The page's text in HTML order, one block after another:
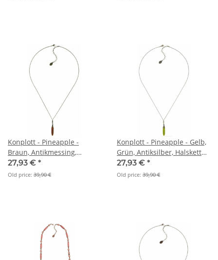
Konplott - Pineapple -
Braun, Antikmessing,
Halskette
27,93 € *
Old price: 39,90 €
Konplott - Pineapple - Gelb,
Grün, Antiksilber, Halskette
mit Anhänger
27,93 € *
Old price: 39,90 €